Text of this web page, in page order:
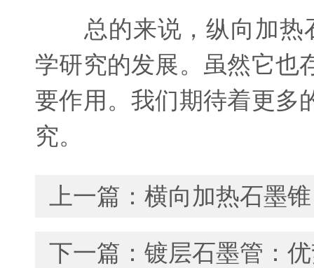
总的来说，纵向加热
学研究的发展。虽然它也
要作用。我们期待着更多
究。
上一篇： 横向加热石墨
下一篇： 镀层石墨管：